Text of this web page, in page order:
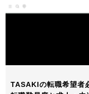
TASAKIの転職希望者